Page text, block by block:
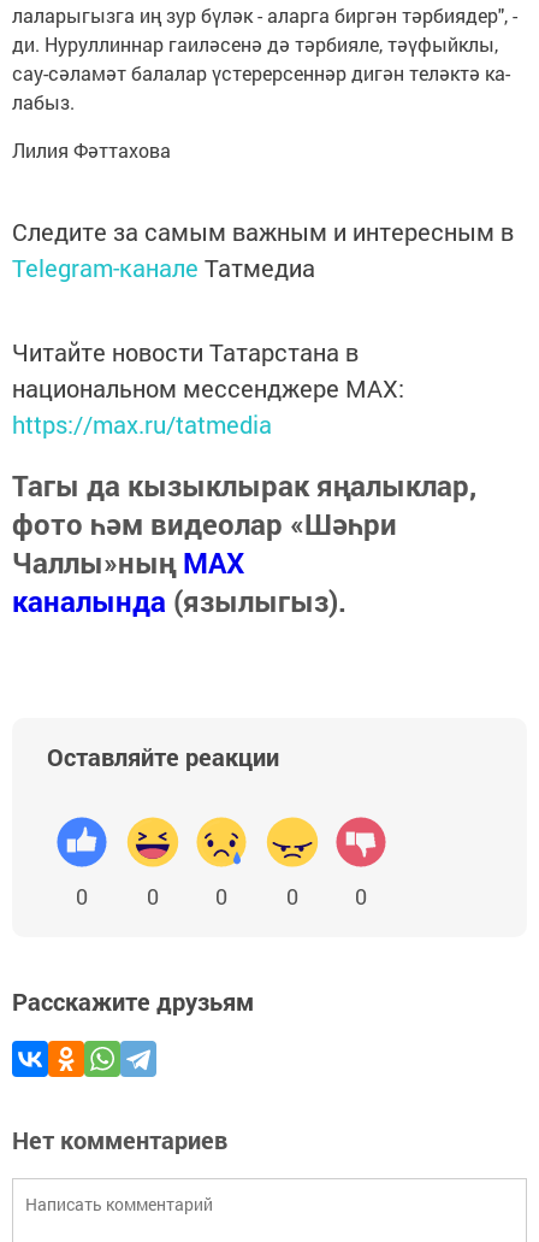
ла­ла­ры­гыз­га иң зур бү­ләк - алар­га бир­гән тәр­би­я­дер", -
ди. Ну­рул­лин­нар га­и­лә­се­нә дә тәр­би­я­ле, тә­ү­фыйк­лы,
сау-сә­ла­мәт ба­ла­лар үс­те­рер­сен­нәр ди­гән те­ләк­тә ка­
ла­быз.
Ли­лия Фәт­та­хо­ва
Следите за самым важным и интересным в
Telegram-канале Татмедиа
Читайте новости Татарстана в
национальном мессенджере MАХ:
https://max.ru/tatmedia
Тагы да кызыклырак яңалыклар,
фото һәм видеолар «Шәһри
Чаллы»ныңMAX
каналында (язылыгыз).
Оставляйте реакции
0 0 0 0 0
Расскажите друзьям
Нет комментариев